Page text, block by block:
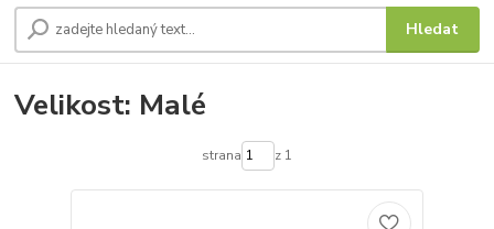
Hledat
Velikost: Malé
strana z 1